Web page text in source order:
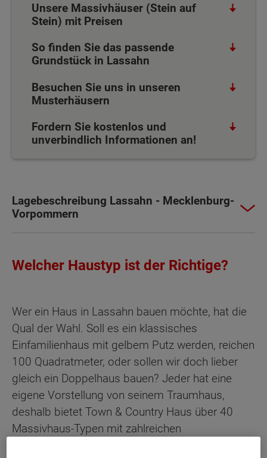
Unsere Massivhäuser (Stein auf
Stein) mit Preisen
So finden Sie das passende
Grundstück in Lassahn
Besuchen Sie uns in unseren
Musterhäusern
Fordern Sie kostenlos und
unverbindlich Informationen an!
Lagebeschreibung Lassahn - Mecklenburg-
Vorpommern
Welcher Haustyp ist der Richtige?
Wer ein Haus in Lassahn bauen möchte, hat die
Qual der Wahl. Soll es ein klassisches
Einfamilienhaus mit gelbem Putz werden, reichen
100 Quadratmeter, oder sollen wir doch lieber
gleich ein Doppelhaus bauen? Jeder hat eine
eigene Vorstellung von seinem Traumhaus,
deshalb bietet Town & Country Haus über 40
Massivhaus-Typen mit zahlreichen